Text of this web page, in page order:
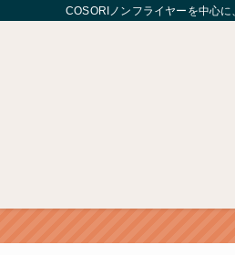
COSORIノンフライヤーを中心